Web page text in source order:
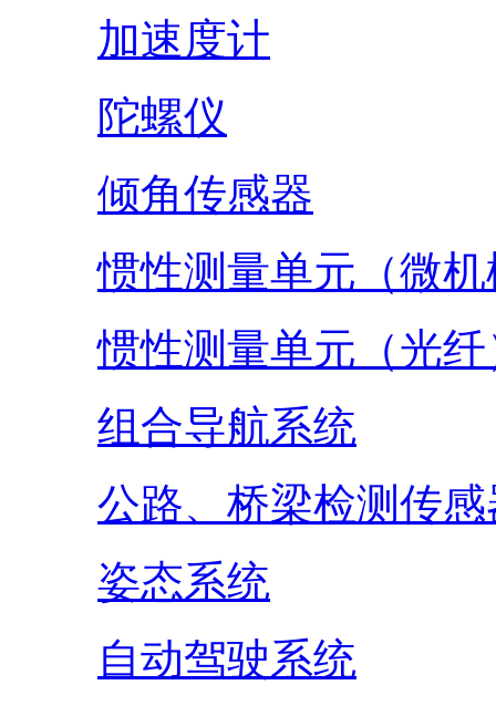
加速度计
陀螺仪
倾角传感器
惯性测量单元（微
惯性测量单元（光纤
组合导航系统
公路、桥梁检测传感
姿态系统
自动驾驶系统